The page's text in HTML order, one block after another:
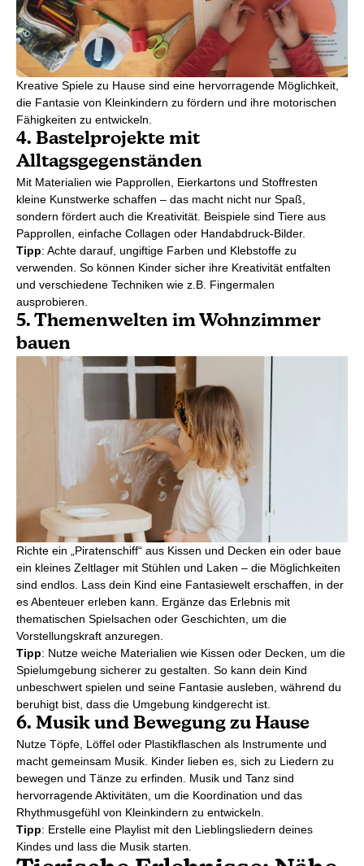
Kreative Spiele zu Hause sind eine hervorragende Möglichkeit,
die Fantasie von Kleinkindern zu fördern und ihre motorischen
Fähigkeiten zu entwickeln.
4. Bastelprojekte mit
Alltagsgegenständen
Mit Materialien wie Papprollen, Eierkartons und Stoffresten
kleine Kunstwerke schaffen – das macht nicht nur Spaß,
sondern fördert auch die Kreativität. Beispiele sind Tiere aus
Papprollen, einfache Collagen oder Handabdruck-Bilder.
Tipp: Achte darauf, ungiftige Farben und Klebstoffe zu
verwenden. So können Kinder sicher ihre Kreativität entfalten
und verschiedene Techniken wie z.B. Fingermalen
ausprobieren.
5. Themenwelten im Wohnzimmer
bauen
Richte ein „Piratenschiff“ aus Kissen und Decken ein oder baue
ein kleines Zeltlager mit Stühlen und Laken – die Möglichkeiten
sind endlos. Lass dein Kind eine Fantasiewelt erschaffen, in der
es Abenteuer erleben kann. Ergänze das Erlebnis mit
thematischen Spielsachen oder Geschichten, um die
Vorstellungskraft anzuregen.
Tipp: Nutze weiche Materialien wie Kissen oder Decken, um die
Spielumgebung sicherer zu gestalten. So kann dein Kind
unbeschwert spielen und seine Fantasie ausleben, während du
beruhigt bist, dass die Umgebung kindgerecht ist.
6. Musik und Bewegung zu Hause
Nutze Töpfe, Löffel oder Plastikflaschen als Instrumente und
macht gemeinsam Musik. Kinder lieben es, sich zu Liedern zu
bewegen und Tänze zu erfinden. Musik und Tanz sind
hervorragende Aktivitäten, um die Koordination und das
Rhythmusgefühl von Kleinkindern zu entwickeln.
Tipp: Erstelle eine Playlist mit den Lieblingsliedern deines
Kindes und lass die Musik starten.